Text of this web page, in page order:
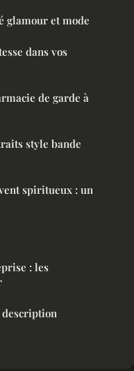
glamour et mode
dans vos
de garde à
style bande
spiritueux : un
: les
description